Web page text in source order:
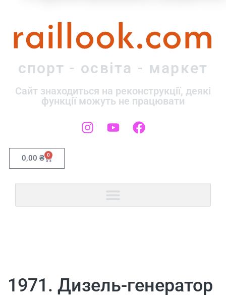
raillook.com
спорт - освіта - маркет
Сайт знаходиться на реконструкції, деякі
функції можуть не працювати
0,00 ₴ 0
1971. Дизель-генератор